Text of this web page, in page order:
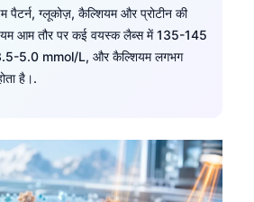
पैटर्न, ग्लूकोज़, कैल्शियम और प्रोटीन की
आम तौर पर कई वयस्क लैब्स में 135-145
5.0 mmol/L, और कैल्शियम लगभग
है।.